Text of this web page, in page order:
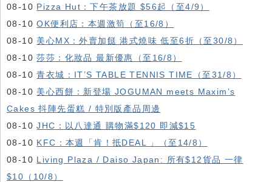
08-10 Pizza Hut：下午茶放題 $56起（至4/9）
08-10OK便利店：本週激筍（至16/8）
08-10 美心MX：外賣加餸 港式燒味 低至6折（至30/8）
08-10莎莎：化妝品 最新優惠（至16/8）
08-10青衣城：IT’S TABLE TENNIS TIME（至31/8）
08-10 美心西餅：新登場 JOGUMAN meets Maxim’s
Cakes 抖陣先蛋糕 / 特別版產品周邊
08-10JHC：以八達通 購物滿$120 即減$15
08-10 KFC ：本週「肯！抵DEAL 」（至14/8）
08-10 Living Plaza / Daiso Japan: 所有$12貨品 一律
$10（10/8）